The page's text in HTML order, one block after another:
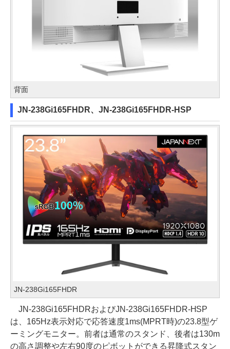
背面
JN-238Gi165FHDR、JN-238Gi165FHDR-HSP
JN-238Gi165FHDR
JN-238Gi165FHDRおよびJN-238Gi165FHDR-HSP
は、165Hz表示対応で応答速度1ms(MPRT時)の23.8型ゲ
ーミングモニター。前者は通常のスタンド、後者は130m
の高さ調整や左右90度のピボットができる昇降式スタン